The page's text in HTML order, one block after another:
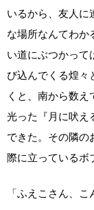
いるから、友人に
な場所なんてわか
い道にぶつかって
び込んでくる煌々
くと、南から数
光った『月に吠え
できた。その隣の
際に立っているボ
「ふえこさん、